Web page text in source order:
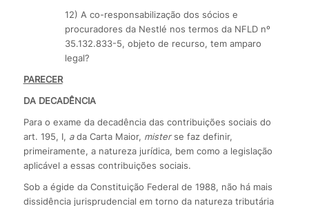
12) A co-responsabilização dos sócios e
procuradores da Nestlé nos termos da NFLD nº
35.132.833-5, objeto de recurso, tem amparo
legal?
PARECER
DA DECADÊNCIA
Para o exame da decadência das contribuições sociais do
art. 195, I, ada Carta Maior, misterse faz definir,
primeiramente, a natureza jurídica, bem como a legislação
aplicável a essas contribuições sociais.
Sob a égide da Constituição Federal de 1988, não há mais
dissidência jurisprudencial em torno da natureza tributária